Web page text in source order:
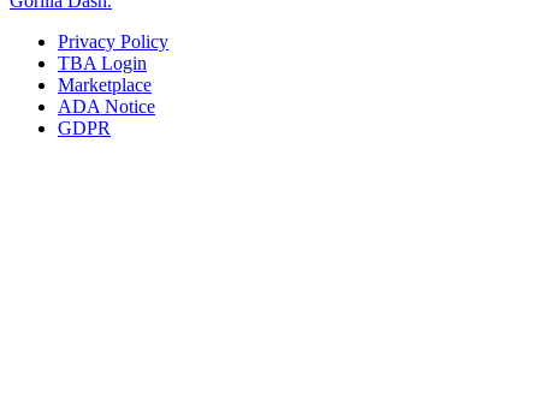
Privacy Policy
TBA Login
Marketplace
ADA Notice
GDPR